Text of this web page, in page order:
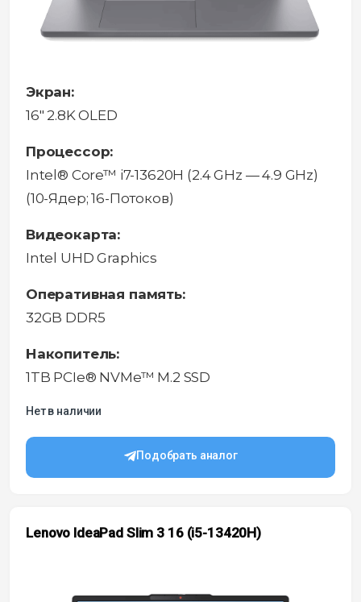
Экран:
16" 2.8K OLED
Процессор:
Intel® Core™ i7-13620H (2.4 GHz — 4.9 GHz)
(10-Ядeр; 16-Потоков)
Видеокарта:
Intel UHD Graphics
Оперативная память:
32GB DDR5
Накопитель:
1TB PCIe® NVMe™ M.2 SSD
Нет в наличии
Подобрать аналог
Lenovo IdeaPad Slim 3 16 (i5-13420H)